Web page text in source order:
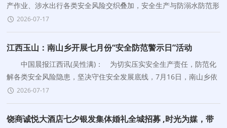
产作业、涉水出行各类安全风险交织叠加，安全生产与防溺水防范形
势愈发严峻。为压紧压实安全管理责任，全面排查辖区各
2026-07-17
江西玉山：南山乡开展七月份“安全防范警示日”活动
中国晨报江西讯(吴性满)： 为切实压实安全生产责任，防范化
解各类安全风险隐患，坚决守住安全发展底线，7月16日，南山乡依
托安全防范警示日，组织开展全覆盖、全方位、无死角安全
2026-07-17
饶商诚悦大酒店七夕银发集体婚礼全城招募 ,时光为媒，带